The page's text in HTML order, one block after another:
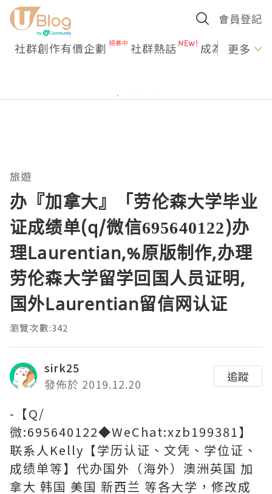
會員登記
社群創作有價企劃 社群熱話 成為U更多
旅遊
办『加拿大』「劳伦森大学毕业
证成绩单(q/微信695640122)办
理Laurentian,%原版制作,办理
劳伦森大学留学回国人员证明,
国外Laurentian留信网认证
瀏覽次數:342
sirk25
發佈於 2019.12.20
追蹤
-【Q/
微:695640122◆WeChat:xzb199381】
联系人Kelly【学历认证、文凭、学位证、
成绩单等】代办国外（海外）澳洲英国 加
拿大 韩国 美国 新西兰 等各大学，修改成